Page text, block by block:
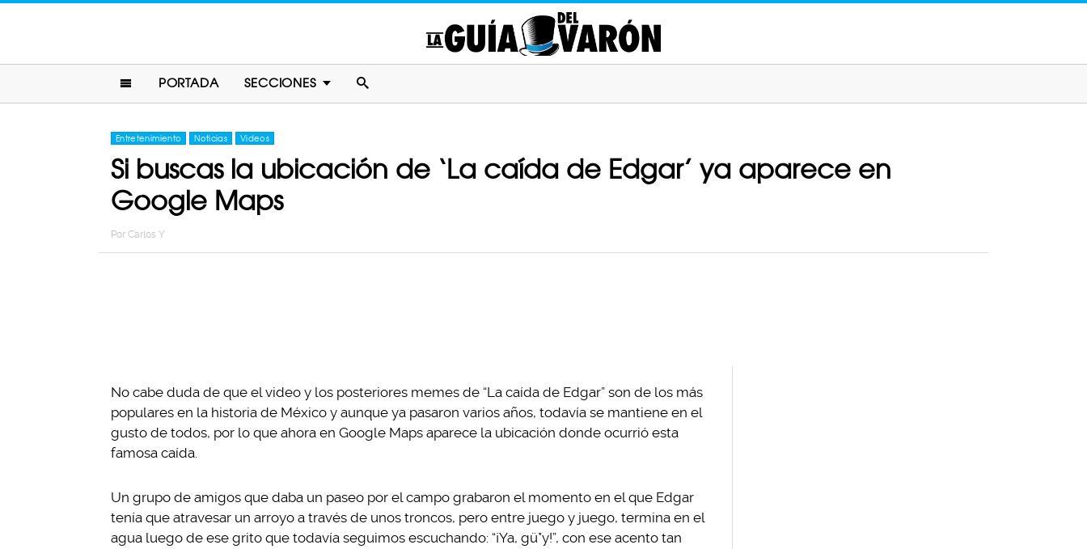
PORTADA SECCIONES
Entretenimiento Noticias Videos
Si buscas la ubicación de ‘La caída de Edgar’ ya aparece en
Google Maps
Por Carlos Y
No cabe duda de que el video y los posteriores memes de “La caída de Edgar” son de los más
populares en la historia de México y aunque ya pasaron varios años, todavía se mantiene en el
gusto de todos, por lo que ahora en Google Maps aparece la ubicación donde ocurrió esta
famosa caída.
Un grupo de amigos que daba un paseo por el campo grabaron el momento en el que Edgar
tenía que atravesar un arroyo a través de unos troncos, pero entre juego y juego, termina en el
agua luego de ese grito que todavía seguimos escuchando: “¡Ya, gü*y!”, con ese acento tan